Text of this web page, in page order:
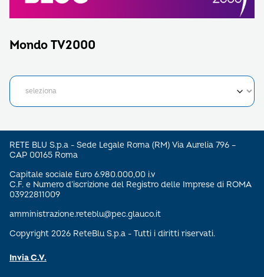
Mondo TV2000
RETE BLU S.p.a - Sede Legale Roma (RM) Via Aurelia 796 –
CAP 00165 Roma
Capitale sociale Euro 6.980.000,00 i.v
C.F. e Numero d’iscrizione del Registro delle Imprese di ROMA
03922811009
amministrazione.reteblu@pec.glauco.it
Copyright 2026 ReteBlu S.p.a - Tutti i diritti riservati.
Invia C.V.